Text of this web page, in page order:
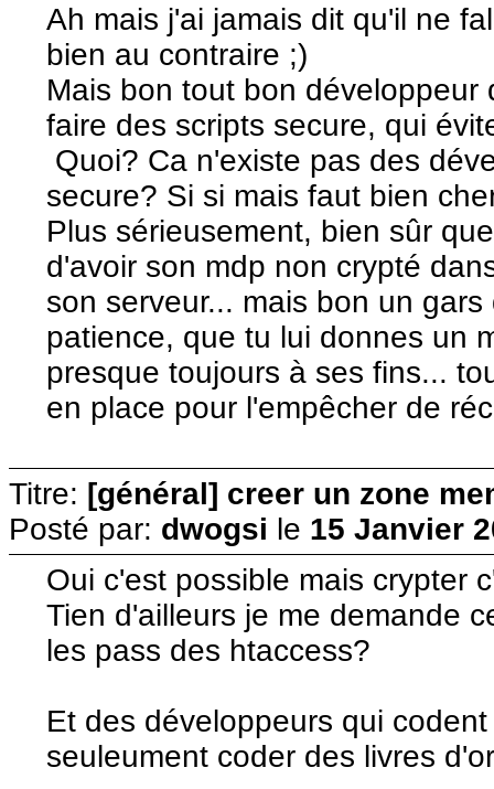
Ah mais j'ai jamais dit qu'il ne
bien au contraire ;)
Mais bon tout bon développeur
faire des scripts secure, qui
Quoi? Ca n'existe pas des
secure? Si si mais faut bien
Plus sérieusement, bien sûr
d'avoir son mdp non crypté
son serveur... mais bon un
patience, que tu lui donnes un
presque toujours à ses fins...
en place pour l'empêcher de
Titre: [général] creer un zone
Posté par: dwogsi le 15 Janvier
Oui c'est possible mais crypter
Tien d'ailleurs je me demande
les pass des htaccess?
Et des développeurs qui
seuleument coder des livres